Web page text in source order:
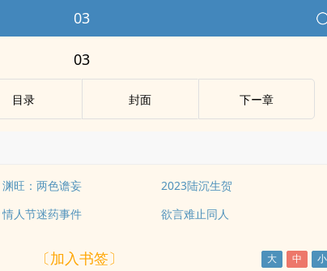
03
03
目录 封面 下ー章
渊旺：两色谵妄
2023陆沉生贺
情人节迷药事件 欲言难止同人
〔加入书签〕